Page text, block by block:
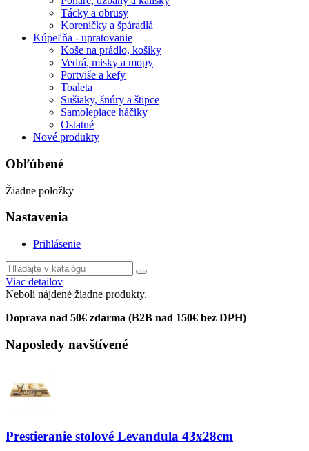
Tácky a obrusy
Koreničky a špáradlá
Kúpeľňa - upratovanie
Koše na prádlo, košíky
Vedrá, misky a mopy
Portviše a kefy
Toaleta
Sušiaky, šnúry a štipce
Samolepiace háčiky
Ostatné
Nové produkty
Obľúbené
Žiadne položky
Nastavenia
Prihlásenie
Viac detailov
Neboli nájdené žiadne produkty.
Doprava nad 50€ zdarma (B2B nad 150€ bez DPH)
Naposledy navštívené
Prestieranie stolové Levandula 43x28cm